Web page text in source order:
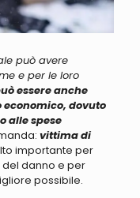
può avere
e per le loro
essere anche
economico, dovuto
alle spese
vittima di
importante per
danno e per
possibile.